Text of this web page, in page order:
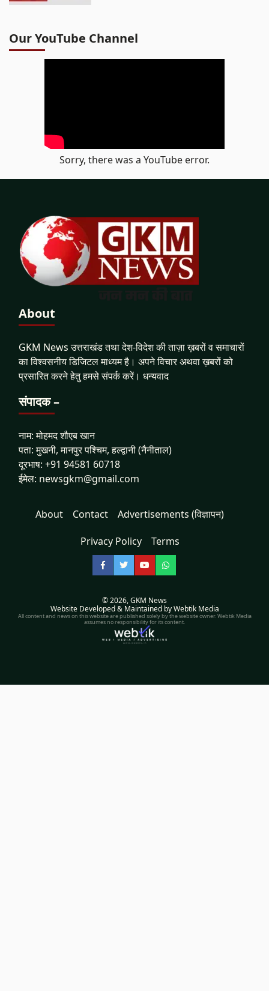
Our YouTube Channel
Sorry, there was a YouTube error.
About
GKM News उत्तराखंड तथा देश-विदेश की ताज़ा ख़बरों व समाचारों
का विश्वसनीय डिजिटल माध्यम है। अपने विचार अथवा ख़बरों को
प्रसारित करने हेतु हमसे संपर्क करें। धन्यवाद
संपादक –
नाम: मोहमद शौएब खान
पता: मुखनी, मानपुर पश्चिम, हल्द्वानी (नैनीताल)
दूरभाष: +91 94581 60718
ईमेल: newsgkm@gmail.com
About Contact Advertisements (विज्ञापन)
Privacy Policy Terms
Facebook
TwitterYouTubeWhatsApp
© 2026,GKM News
Website Developed & Maintained by Webtik Media
All content and news on this website are published solely by the website owner. Webtik Media
assumes no responsibility for its content.